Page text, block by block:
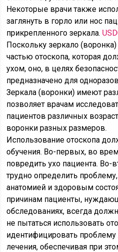
Некоторые врачи также
заглянуть в горло или нос
прикрепленного зеркала.
Поскольку зеркало
частью отоскопа, которая
ухом, оно, в целях
предназначено для
Зеркала (воронки) имеют
позволяет врачам
пациентов различных
воронки разных размеров.
Использование отоскопа
обучения. Во-первых, во
повредить ухо пациента.
трудно определить
анатомией и здоровым
причинам пациенты,
обследованиях, всегда
не пытаться использовать
идентифицировать проблему
лечения, обеспечивая при